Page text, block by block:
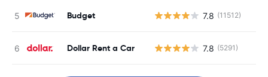
Budget 7.8 (11512)
Dollar Rent a Car 7.8 (5291)